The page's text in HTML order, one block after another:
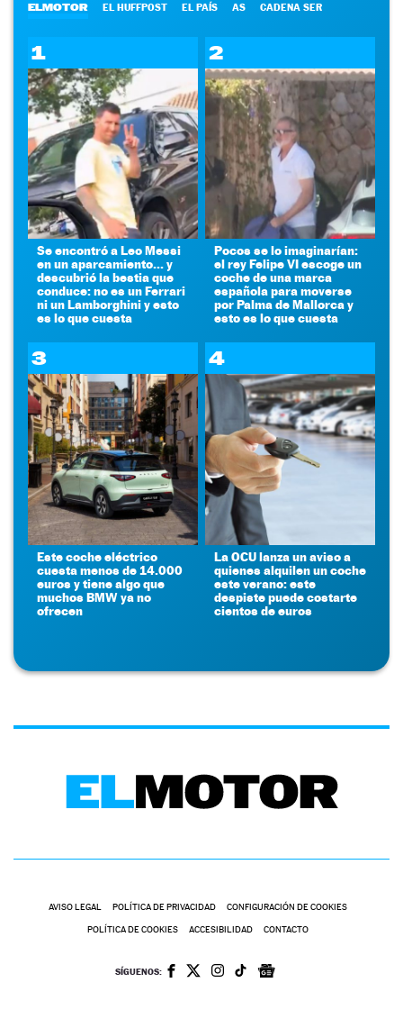
ELMOTOR EL HUFFPOST EL PAÍS AS CADENA SER
1
Se encontró a Leo Messi
en un aparcamiento... y
descubrió la bestia que
conduce: no es un Ferrari
ni un Lamborghini y esto
es lo que cuesta
2
Pocos se lo imaginarían:
el rey Felipe VI escoge un
coche de una marca
española para moverse
por Palma de Mallorca y
esto es lo que cuesta
3
Este coche eléctrico
cuesta menos de 14.000
euros y tiene algo que
muchos BMW ya no
ofrecen
4
La OCU lanza un aviso a
quienes alquilen un coche
este verano: este
despiste puede costarte
cientos de euros
AVISO LEGAL POLÍTICA DE PRIVACIDAD CONFIGURACIÓN DE COOKIES
POLÍTICA DE COOKIES ACCESIBILIDAD CONTACTO
SÍGUENOS: